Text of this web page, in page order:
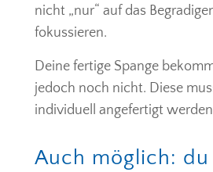
nicht „nur“ auf das
fokussieren.
Deine fertige Spange
jedoch noch nicht. Diese
individuell angefertigt
Auch möglich: